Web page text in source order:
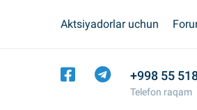
Aktsiyadorlar uchun
+998 55
Telefon raqam